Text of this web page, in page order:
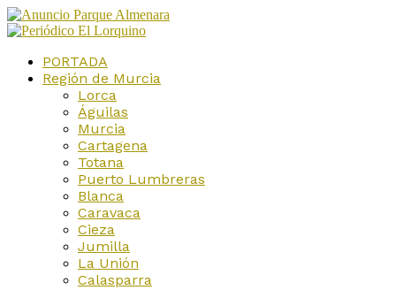
PORTADA
Región de Murcia
Lorca
Águilas
Murcia
Cartagena
Totana
Puerto Lumbreras
Blanca
Caravaca
Cieza
Jumilla
La Unión
Calasparra